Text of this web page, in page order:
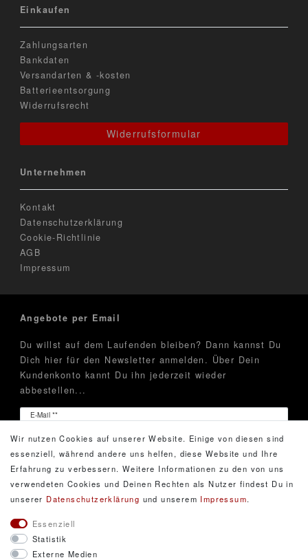
Einkaufen
Zahlungsarten
Bankdaten
Versandarten & -kosten
Batterieentsorgung
Widerrufsrecht
Widerrufsformular
Unternehmen
Kontakt
Datenschutzerklärung
Cookie-Richtlinie
AGB
Impressum
Angebote per Email
Du willst auf dem Laufenden bleiben? Dann kannst Du
Dich hier für den Newsletter anmelden. Über Dein
Kundenkonto kannt Du ihn jederzeit wieder
abbestellen...
E-Mail **
Newsletter
Hiermit bestätige ich, dass ich die
Daten­schutz­erklärung
gelesen habe. Meine Einwilligung kann ich jederzeit
widerrufen.**
Wir nutzen Cookies auf unserer Website. Einige von diesen sind
essenziell, während andere uns helfen, diese Website und Ihre
Erfahrung zu verbessern. Weitere Informationen zu den von uns
verwendeten Cookies und Deinen Rechten als Nutzer findest Du in
unserer Daten­schutz­erklärung und unserem Impressum.
Essenziell
Statistik
Externe Medien